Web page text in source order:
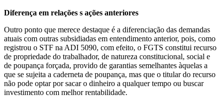
Diferença em relações s ações anteriores
Outro ponto que merece destaque é a diferenciação das demandas
atuais com outras subsidiadas em entendimento anterior, pois, como
registrou o STF na ADI 5090, com efeito, o FGTS constitui recurso
de propriedade do trabalhador, de natureza constitucional, social e
de poupança forçada, provido de garantias semelhantes àquelas a
que se sujeita a caderneta de poupança, mas que o titular do recurso
não pode optar por sacar o dinheiro a qualquer tempo ou buscar
investimento com melhor rentabilidade.